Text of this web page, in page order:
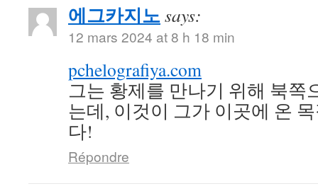
에그카지노says:
12 mars 2024 at 8 h 18 min
pchelografiya.com
그는 황제를 만나기 위해 북쪽
는데, 이것이 그가 이곳에 온
다!
Répondre